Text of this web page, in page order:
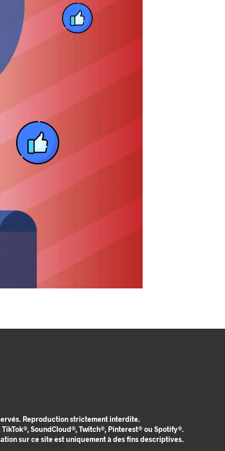
Reproduction strictement interdite.
SoundCloud®, Twitch®, Pinterest® ou Spotify®.
sur ce site est uniquement à des fins descriptives.